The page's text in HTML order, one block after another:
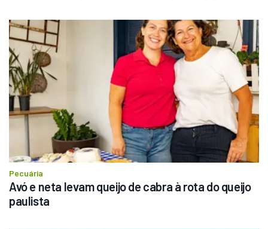
Pecuária
Avó e neta levam queijo de cabra à rota do queijo
paulista